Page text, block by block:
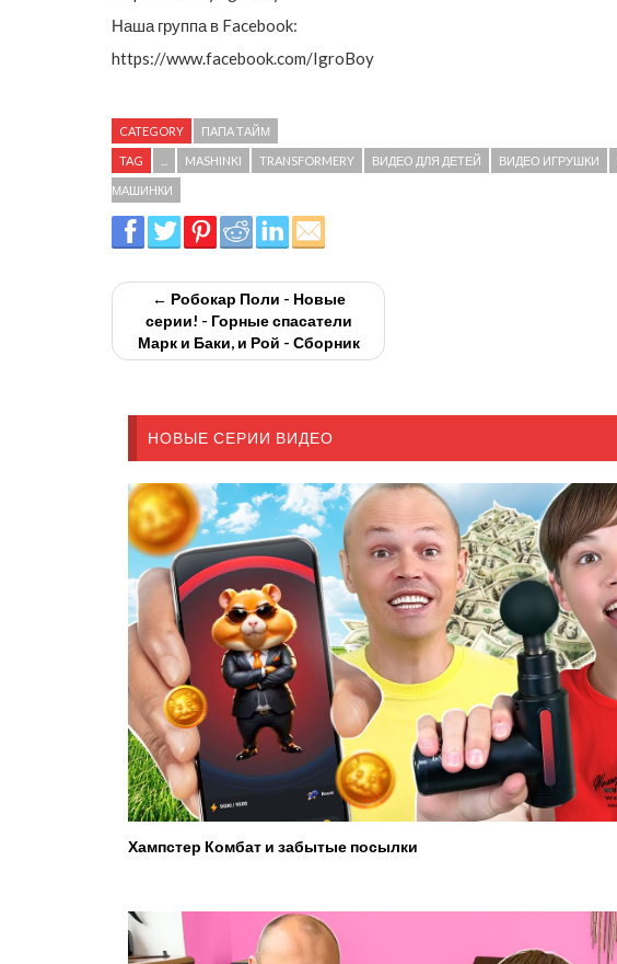
Наша группа в Facebook:
https://www.facebook.com/IgroBoy
CATEGORY ПАПА ТАЙМ
TAG MASHINKI TRANSFORMERY ВИДЕО ДЛЯ ДЕТЕЙ ВИДЕО ИГРУШКИ
МАШИНКИ
← Робокар Поли - Новые
серии! - Горные спасатели
Марк и Баки, и Рой - Сборник
НОВЫЕ СЕРИИ ВИДЕО
Хампстер Комбат и забытые посылки